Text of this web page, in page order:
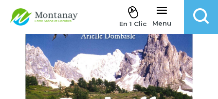
Aller au contenu
En 1 Clic Menu